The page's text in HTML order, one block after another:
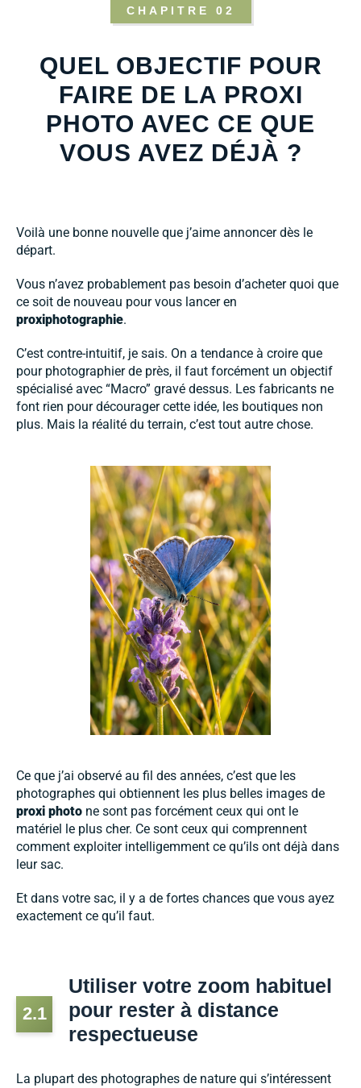
CHAPITRE 02
QUEL OBJECTIF POUR
FAIRE DE LA PROXI
PHOTO AVEC CE QUE
VOUS AVEZ DÉJÀ ?
Voilà une bonne nouvelle que j’aime annoncer dès le
départ.
Vous n’avez probablement pas besoin d’acheter quoi que
ce soit de nouveau pour vous lancer en
proxiphotographie.
C’est contre-intuitif, je sais. On a tendance à croire que
pour photographier de près, il faut forcément un objectif
spécialisé avec “Macro” gravé dessus. Les fabricants ne
font rien pour décourager cette idée, les boutiques non
plus. Mais la réalité du terrain, c’est tout autre chose.
Ce que j’ai observé au fil des années, c’est que les
photographes qui obtiennent les plus belles images de
proxi photo ne sont pas forcément ceux qui ont le
matériel le plus cher. Ce sont ceux qui comprennent
comment exploiter intelligemment ce qu’ils ont déjà dans
leur sac.
Et dans votre sac, il y a de fortes chances que vous ayez
exactement ce qu’il faut.
2.1
Utiliser votre zoom habituel
pour rester à distance
respectueuse
La plupart des photographes de nature qui s’intéressent